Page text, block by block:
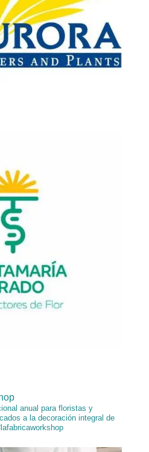
anual para floristas y
a la decoración integral de